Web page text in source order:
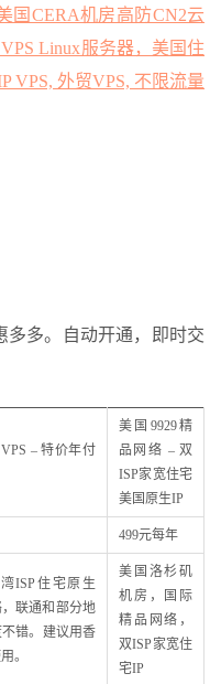
国CERA机房高防CN2云
Linux服务器，美国住
VPS, 外贸VPS, 不限流量
多多。自动开通，即时交
– 特价年付
美国9929精
品网络 – 双
ISP家宽住宅
美国原生IP
499元每年
ISP住宅原生
联通和部分地
错。建议用香
。
美国洛杉矶
机房，国际
精品网络，
双ISP家宽住
宅IP